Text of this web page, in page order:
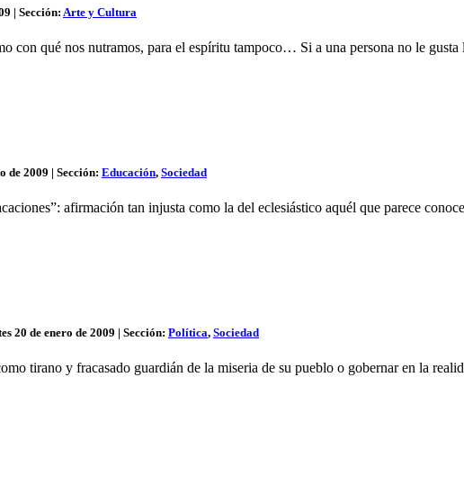
| Sección: Arte y Cultura
con qué nos nutramos, para el espíritu tampoco… Si a una persona no le gusta
de 2009 | Sección: Educación, Sociedad
afirmación tan injusta como la del eclesiástico aquél que parece
20 de enero de 2009 | Sección: Política, Sociedad
tirano y fracasado guardián de la miseria de su pueblo o gobernar en la